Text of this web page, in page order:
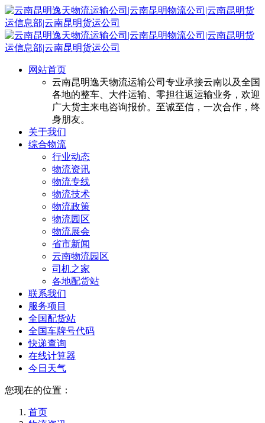
网站首页
云南昆明逸天物流运输公司专业承接云南以及全国
各地的整车、大件运输、零担往返运输业务，欢迎
广大货主来电咨询报价。至诚至信，一次合作，终
身朋友。
关于我们
综合物流
行业动态
物流资讯
物流专线
物流技术
物流政策
物流园区
物流展会
省市新闻
云南物流园区
司机之家
各地配货站
联系我们
服务项目
全国配货站
全国车牌号代码
快递查询
在线计算器
今日天气
您现在的位置：
首页